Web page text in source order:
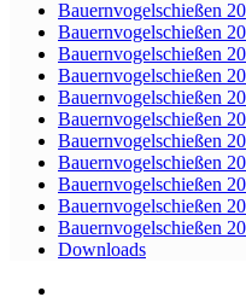
Bauernvogelschießen
Bauernvogelschießen
Bauernvogelschießen
Bauernvogelschießen
Bauernvogelschießen
Bauernvogelschießen
Bauernvogelschießen
Bauernvogelschießen
Bauernvogelschießen
Bauernvogelschießen
Bauernvogelschießen
Downloads